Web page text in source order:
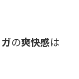
の爽快感は